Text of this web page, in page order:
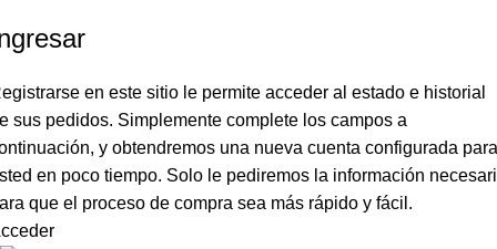
en este sitio le permite acceder al estado e historial
sus pedidos. Simplemente complete los campos a
y obtendremos una nueva cuenta configurada para
en poco tiempo. Solo le pediremos la información
que el proceso de compra sea más rápido y fácil.